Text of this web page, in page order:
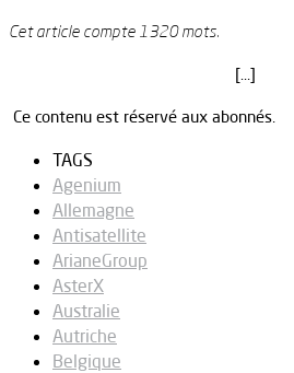
Cet article compte 1320 mots.
[…]
Ce contenu est réservé aux abonnés.
TAGS
Agenium
Allemagne
Antisatellite
ArianeGroup
AsterX
Australie
Autriche
Belgique